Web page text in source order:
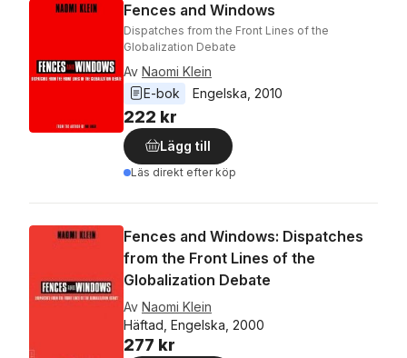
Fences and Windows
Dispatches from the Front Lines of the
Globalization Debate
Av Naomi Klein
E-bok
Engelska 2010
222 kr
Lägg till
Läs direkt efter köp
Fences and Windows: Dispatches
from the Front Lines of the
Globalization Debate
Av Naomi Klein
Häftad, Engelska, 2000
277 kr